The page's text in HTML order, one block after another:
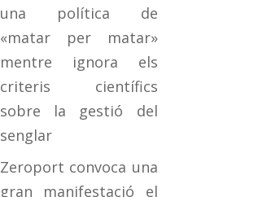
una política de
«matar per matar»
mentre ignora els
criteris científics
sobre la gestió del
senglar
Zeroport convoca una
gran manifestació el